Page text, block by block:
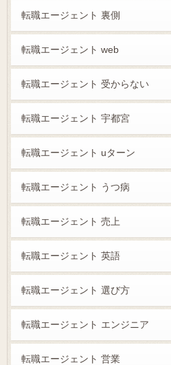
転職エージェント 裏側
転職エージェント web
転職エージェント 受からない
転職エージェント 宇都宮
転職エージェント uターン
転職エージェント うつ病
転職エージェント 売上
転職エージェント 英語
転職エージェント 選び方
転職エージェント エンジニア
転職エージェント 営業